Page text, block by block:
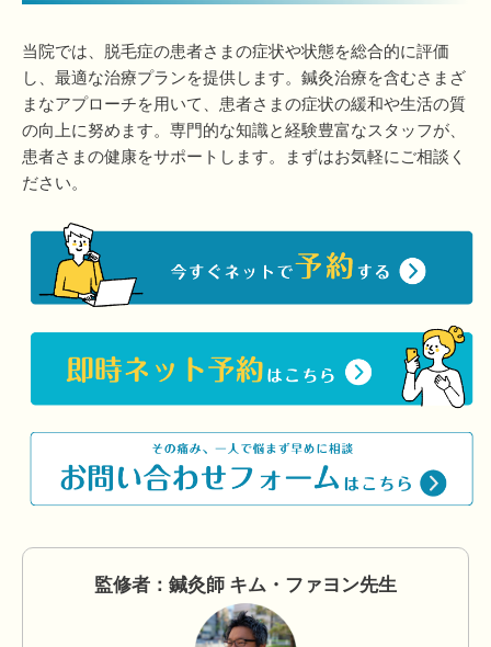
当院では、脱毛症の患者さまの症状や状態を総合的に評価
し、最適な治療プランを提供します。鍼灸治療を含むさまざ
まなアプローチを用いて、患者さまの症状の緩和や生活の質
の向上に努めます。専門的な知識と経験豊富なスタッフが、
患者さまの健康をサポートします。まずはお気軽にご相談く
ださい。
監修者：鍼灸師 キム・ファヨン先生